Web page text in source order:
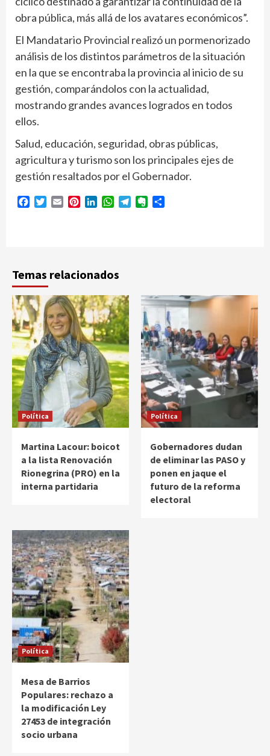
obra pública, más allá de los avatares económicos”.
El Mandatario Provincial realizó un pormenorizado
análisis de los distintos parámetros de la situación
en la que se encontraba la provincia al inicio de su
gestión, comparándolos con la actualidad,
mostrando grandes avances logrados en todos
ellos.
Salud, educación, seguridad, obras públicas,
agricultura y turismo son los principales ejes de
gestión resaltados por el Gobernador.
Facebook
Twitter
Email PinterestLinkedInWhatsApp
TelegramEvernote
Temas relacionados
Política
Martina Lacour: boicot
a la lista Renovación
Rionegrina (PRO) en la
interna partidaria
Política
Gobernadores dudan
de eliminar las PASO y
ponen en jaque el
futuro de la reforma
electoral
Política
Mesa de Barrios
Populares: rechazo a
la modificación Ley
27453 de integración
socio urbana